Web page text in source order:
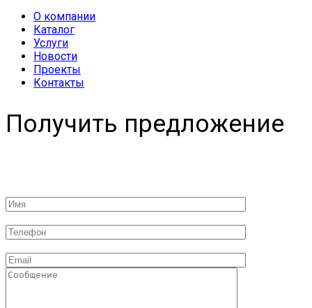
О компании
Каталог
Услуги
Новости
Проекты
Контакты
Получить предложение